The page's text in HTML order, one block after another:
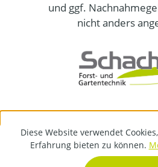
und ggf.
nicht anders
Diese Website verwendet
Erfahrung bieten zu können.